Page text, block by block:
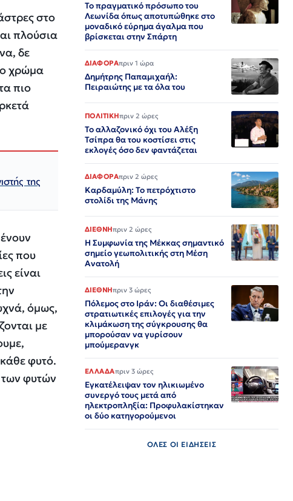
στο
πλούσια
δε
χρώμα
πιο
της
που
είναι
όμως,
με
φυτό.
των φυτών
Το πραγματικό πρόσωπο του
Λεωνίδα όπως αποτυπώθηκε στο
μοναδικό εύρημα άγαλμα που
βρίσκεται στην Σπάρτη
ΔΙΑΦΟΡΑπριν 1 ώρα
Δημήτρης Παπαμιχαήλ:
Πειραιώτης με τα όλα του
ΠΟΛΙΤΙΚΗπριν 2 ώρες
Το αλλαζονικό όχι του Αλέξη
Τσίπρα θα του κοστίσει στις
εκλογές όσο δεν φαντάζεται
ΔΙΑΦΟΡΑπριν 2 ώρες
Καρδαμύλη: Το πετρόχτιστο
στολίδι της Μάνης
ΔΙΕΘΝΗπριν 2 ώρες
Η Συμφωνία της Μέκκας σημαντικό
σημείο γεωπολιτικής στη Μέση
Ανατολή
ΔΙΕΘΝΗπριν 3 ώρες
Πόλεμος στο Ιράν: Οι διαθέσιμες
στρατιωτικές επιλογές για την
κλιμάκωση της σύγκρουσης θα
μπορούσαν να γυρίσουν
μπούμερανγκ
ΕΛΛΑΔΑπριν 3 ώρες
Εγκατέλειψαν τον ηλικιωμένο
συνεργό τους μετά από
ηλεκτροπληξία: Προφυλακίστηκαν
οι δύο κατηγορούμενοι
ΟΛΕΣ ΟΙ ΕΙΔΗΣΕΙΣ